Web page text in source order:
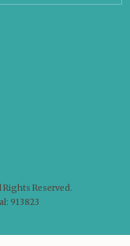
Rights Reserved.
913823